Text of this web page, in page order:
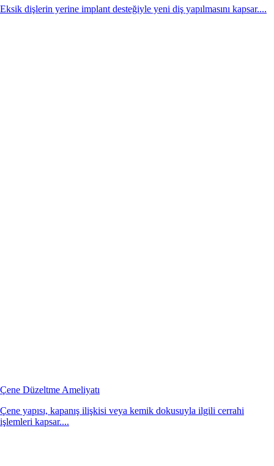
Eksik dişlerin yerine implant desteğiyle yeni diş yapılmasını kapsar....
Çene Düzeltme Ameliyatı
Çene yapısı, kapanış ilişkisi veya kemik dokusuyla ilgili cerrahi
işlemleri kapsar....